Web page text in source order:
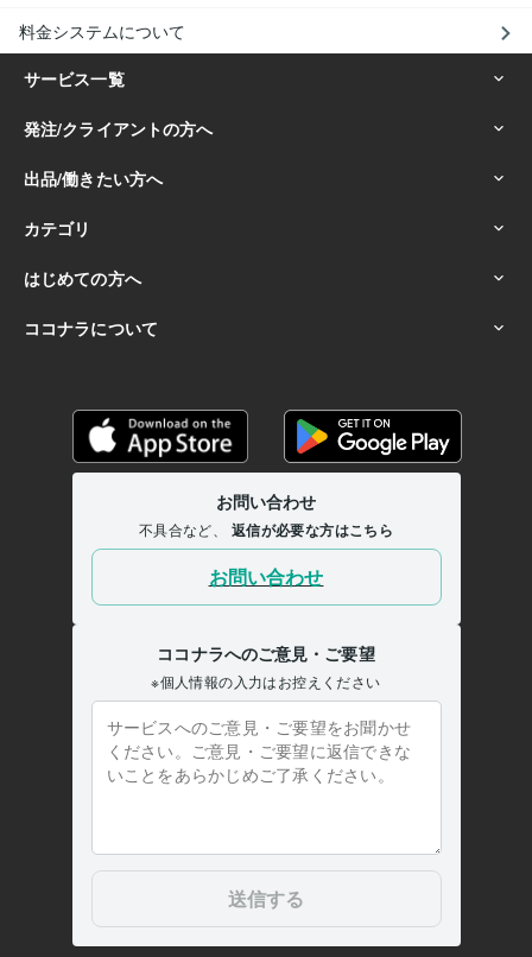
料金システムについて